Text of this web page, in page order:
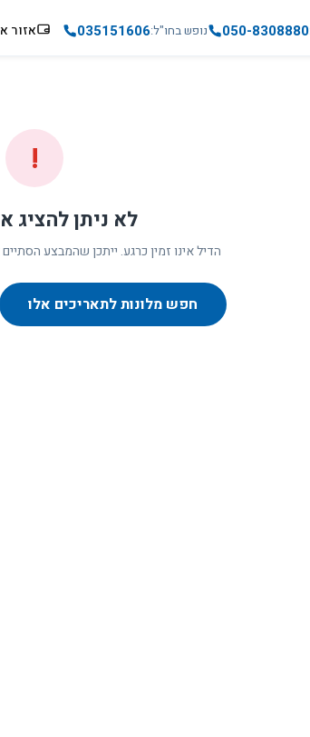
050-8308880 נופש בחו"ל035151606 אזור
!
לא ניתן להציג
הדיל אינו זמין כרגע. ייתכן שהמבצע
חפש מלונות לתאריכים אלו